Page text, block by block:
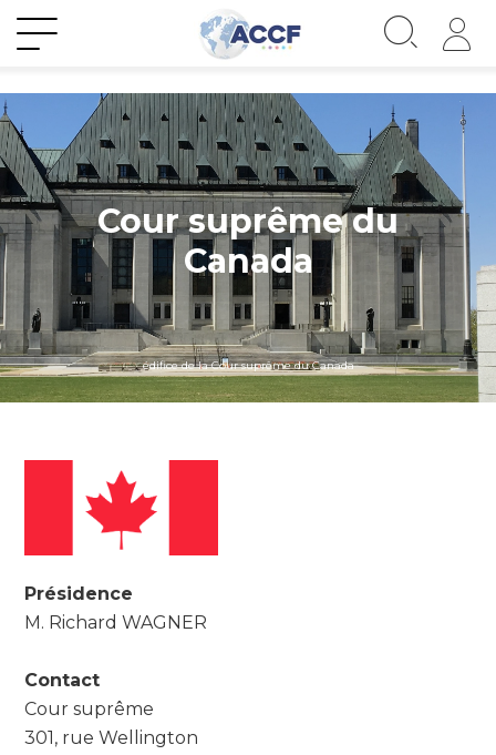
Cour suprême du
Canada
édifice de la Cour suprême du Canada
Présidence
M. Richard WAGNER
Contact
Cour suprême
301, rue Wellington